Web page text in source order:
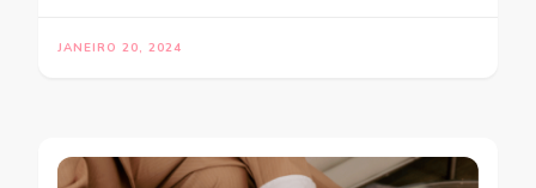
JANEIRO 20, 2024